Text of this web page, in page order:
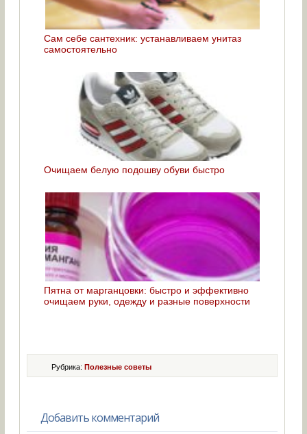
Сам себе сантехник: устанавливаем унитаз
самостоятельно
Очищаем белую подошву обуви быстро
Пятна от марганцовки: быстро и эффективно
очищаем руки, одежду и разные поверхности
Рубрика: Полезные советы
Добавить комментарий